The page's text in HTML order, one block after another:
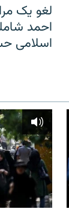
لغو یک
احمد
اسلامی